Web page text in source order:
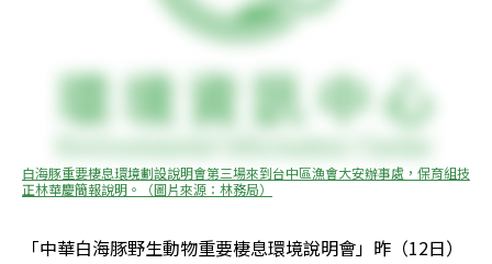
白海豚重要棲息環境劃設說明會第三場來到台中區漁會大安辦事處，保育組技
正林華慶簡報說明。（圖片來源：林務局）
「中華白海豚野生動物重要棲息環境說明會」昨（12日）